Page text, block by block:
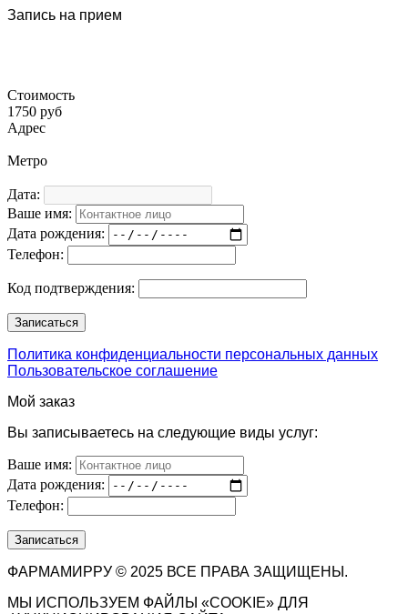
Запись на прием
Стоимость
1750 руб
Адрес
Метро
Дата:
Ваше имя:
Дата рождения:
Телефон:
Код подтверждения:
Политика конфиденциальности персональных данных
Пользовательское соглашение
Мой заказ
Вы записываетесь на следующие виды услуг:
Ваше имя:
Дата рождения:
Телефон:
ФАРМАМИРРУ © 2025 ВСЕ ПРАВА ЗАЩИЩЕНЫ.
МЫ ИСПОЛЬЗУЕМ ФАЙЛЫ «COOKIE» ДЛЯ